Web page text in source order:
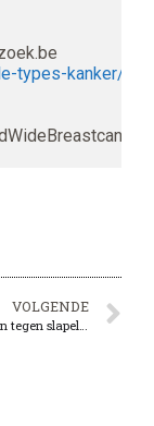
types-kanker/
VOLGENDE